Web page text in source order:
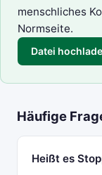
menschliches
Normseite.
Datei
Häufige
Heißt es